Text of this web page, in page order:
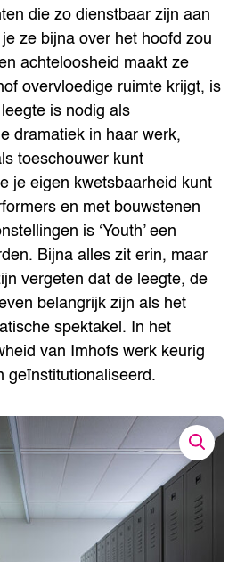
die zo dienstbaar zijn aan
ze bijna over het hoofd zou
achteloosheid maakt ze
overvloedige ruimte krijgt, is
is nodig als
dramatiek in haar werk,
toeschouwer kunt
je eigen kwetsbaarheid kunt
en met bouwstenen
is ‘Youth’ een
Bijna alles zit erin, maar
vergeten dat de leegte, de
belangrijk zijn als het
spektakel. In het
van Imhofs werk keurig
geïnstitutionaliseerd.